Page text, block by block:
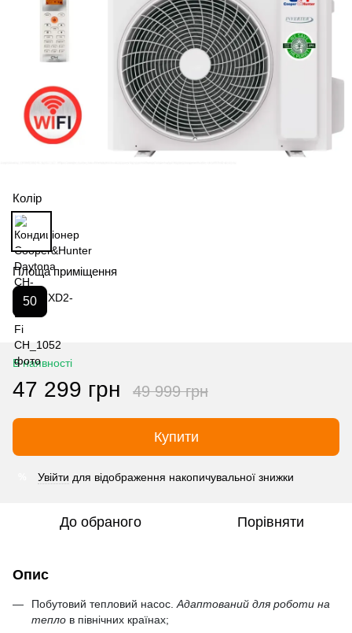
Колір
Площа приміщення
50
В наявності
47 299 грн 49 999 грн
Купити
Увійти для відображення накопичувальної знижки
До обраного Порівняти
Опис
Побутовий тепловий насос. Адаптований для роботи на
тепло в північних країнах;